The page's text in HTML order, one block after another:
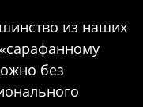
из наших
без